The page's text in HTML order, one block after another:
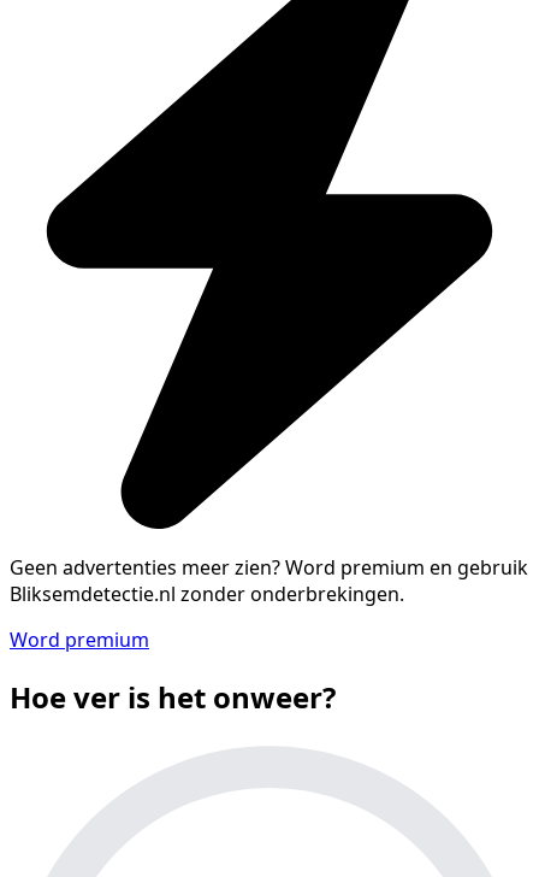
Geen advertenties meer zien?Word premium en gebruik
Bliksemdetectie.nl zonder onderbrekingen.
Word premium
Hoe ver is het onweer?